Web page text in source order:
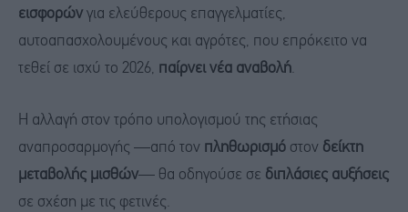
εισφορών για ελεύθερους επαγγελματίες,
αυτοαπασχολουμένους και αγρότες, που επρόκειτο να
τεθεί σε ισχύ το 2026, παίρνει νέα αναβολή.
Η αλλαγή στον τρόπο υπολογισμού της ετήσιας
αναπροσαρμογής —από τον πληθωρισμό στον δείκτη
μεταβολής μισθών— θα οδηγούσε σε διπλάσιες αυξήσεις
σε σχέση με τις φετινές.